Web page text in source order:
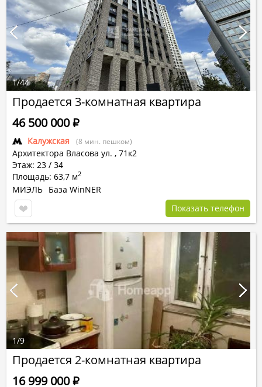
Продается 3-комнатная квартира
Калужская (8 мин. пешком)
Архитектора Власова ул. , 71к2
Этаж: 23 / 34
Площадь: 63,7 м2
46 500 000Р
МИЭЛЬ База WinNER
Показать телефон
1/44
Продается 2-комнатная квартира
16 999 000Р
1/9